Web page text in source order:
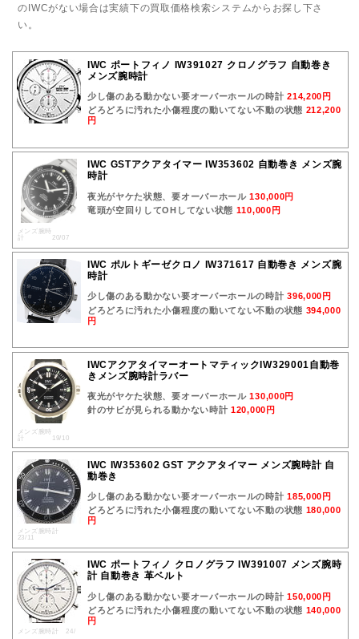
のIWCがない場合は実績下の買取価格検索システムからお探し下さ
い。
IWC ポートフィノ IW391027 クロノグラフ 自動巻き
メンズ腕時計
少し傷のある動かない要オーバーホールの時計214,200円
どろどろに汚れた小傷程度の動いてない不動の状態 212,200
円
メンズ腕時
計 20/07
IWC GSTアクアタイマー IW353602 自動巻き メンズ腕
時計
夜光がヤケた状態、要オーバーホール130,000円
竜頭が空回りしてOHしてない状態 110,000円
IWC ポルトギーゼクロノ IW371617 自動巻き メンズ腕
時計
少し傷のある動かない要オーバーホールの時計396,000円
どろどろに汚れた小傷程度の動いてない不動の状態 394,000
円
メンズ腕時
計 19/10
IWCアクアタイマーオートマティックIW329001自動巻
きメンズ腕時計ラバー
夜光がヤケた状態、要オーバーホール130,000円
針のサビが見られる動かない時計120,000円
メンズ腕時計
23/11
IWC IW353602 GST アクアタイマー メンズ腕時計 自
動巻き
少し傷のある動かない要オーバーホールの時計185,000円
どろどろに汚れた小傷程度の動いてない不動の状態 180,000
円
メンズ腕時計 24/
IWC ポートフィノ クロノグラフ IW391007 メンズ腕時
計 自動巻き 革ベルト
少し傷のある動かない要オーバーホールの時計150,000円
どろどろに汚れた小傷程度の動いてない不動の状態 140,000
円